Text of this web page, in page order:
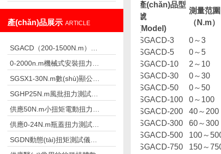
產(chǎn)品展示 ARTICLE
產(chǎn)品型
號
(Model)
測量范圍
（N.m）
SGACD-3 0～3
SGACD-5
0～ 5
SGACD-10
2 ～ 10
SGACD-30
0～30
SGACD-50
0～ 50
SGACD-100
0～ 100
SGACD-200
40～ 200
SGACD-300
60～300
SGACD-500
100～
SGACD-750
150～